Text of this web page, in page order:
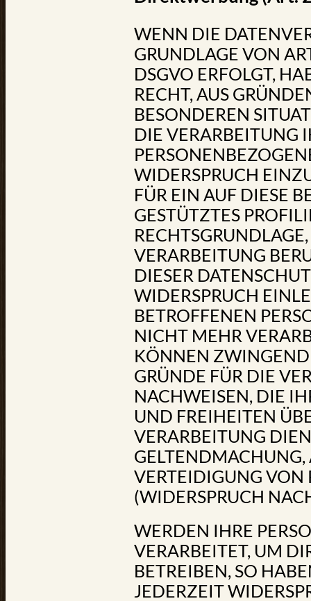
WENN DIE
GRUNDLAGE VON
DSGVO ERFOLGT,
RECHT, AUS
BESONDEREN
DIE VERARBEITUNG
WIDERSPRUCH
FÜR EIN AUF DIESE
GESTÜTZTES
VERARBEITUNG
DIESER
WIDERSPRUCH
BETROFFENEN
NICHT MEHR
KÖNNEN
GRÜNDE FÜR DIE
NACHWEISEN, DIE
UND FREIHEITEN
VERARBEITUNG
GELTENDMACHUNG,
VERTEIDIGUNG VON
(WIDERSPRUCH
WERDEN IHRE
VERARBEITET, UM
BETREIBEN, SO
JEDERZEIT